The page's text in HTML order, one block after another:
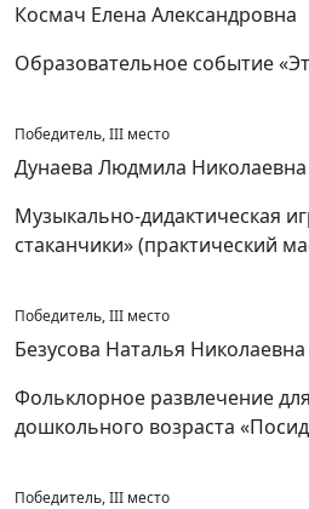
Космач Елена Александровна
Образовательное событие
Победитель, III место
Дунаева Людмила Николаевна
Музыкально-дидактическая
стаканчики» (практический
Победитель, III место
Безусова Наталья Николаевна
Фольклорное развлечение
дошкольного возраста
Победитель, III место